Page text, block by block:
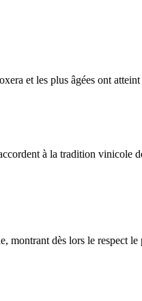
et les plus âgées ont
à la tradition vinicole
dès lors le respect